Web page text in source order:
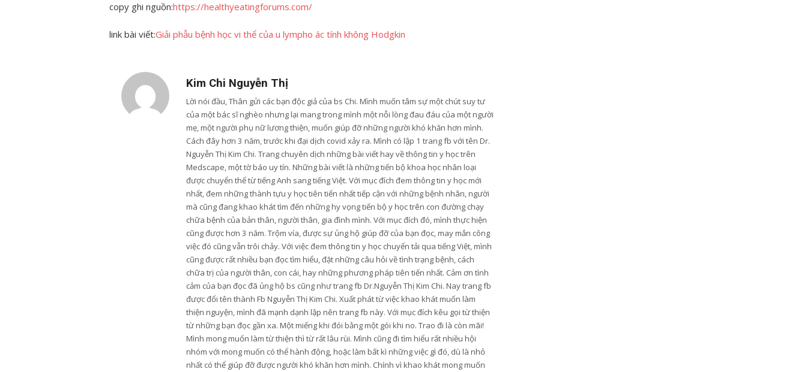
copy ghi nguồn:https://healthyeatingforums.com/
link bài viết:Giải phẫu bệnh học vi thể của u lympho ác tính không Hodgkin
Kim Chi Nguyễn Thị
Lời nói đầu, Thân gửi các bạn độc giả của bs Chi. Mình muốn tâm sự một chút suy tư
của một bác sĩ nghèo nhưng lại mang trong mình một nỗi lòng đau đáu của một người
mẹ, một người phụ nữ lương thiện, muốn giúp đỡ những người khó khăn hơn mình.
Cách đây hơn 3 năm, trước khi đại dịch covid xảy ra. Mình có lập 1 trang fb với tên Dr.
Nguyễn Thị Kim Chi. Trang chuyên dịch những bài viết hay về thông tin y học trên
Medscape, một tờ báo uy tín. Những bài viết là những tiến bộ khoa học nhân loại
được chuyển thể từ tiếng Anh sang tiếng Việt. Với mục đích đem thông tin y học mới
nhất, đem những thành tựu y học tiên tiến nhất tiếp cận với những bệnh nhân, người
mà cũng đang khao khát tìm đến những hy vọng tiến bộ y học trên con đường chạy
chữa bệnh của bản thân, người thân, gia đình mình. Với mục đích đó, mình thực hiện
cũng được hơn 3 năm. Trộm vía, được sự ủng hộ giúp đỡ của bạn đọc, may mắn công
việc đó cũng vẫn trôi chảy. Với việc đem thông tin y học chuyển tải qua tiếng Việt, mình
cũng được rất nhiều bạn đọc tìm hiểu, đặt những câu hỏi về tình trạng bệnh, cách
chữa trị của người thân, con cái, hay những phương pháp tiên tiến nhất. Cảm ơn tình
cảm của bạn đọc đã ủng hộ bs cũng như trang fb Dr.Nguyễn Thị Kim Chi. Nay trang fb
được đổi tên thành Fb Nguyễn Thị Kim Chi. Xuất phát từ việc khao khát muốn làm
thiện nguyện, mình đã mạnh dạnh lập nên trang fb này. Với mục đích kêu gọi từ thiện
từ những bạn đọc gần xa. Một miếng khi đói bằng một gói khi no. Trao đi là còn mãi!
Mình mong muốn làm từ thiện thì từ rất lâu rùi. Mình cũng đi tìm hiểu rất nhiều hội
nhóm với mong muốn có thể hành động, hoặc làm bất kì những việc gì đó, dù là nhỏ
nhất có thể giúp đỡ được người khó khăn hơn mình. Chính vì khao khát mong muốn